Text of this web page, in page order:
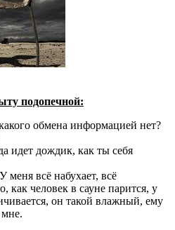
подопечной:
обмена информацией нет?
идет дождик, как ты себя
всё набухает, всё
как человек в сауне парится, у
он такой влажный, ему
мне.